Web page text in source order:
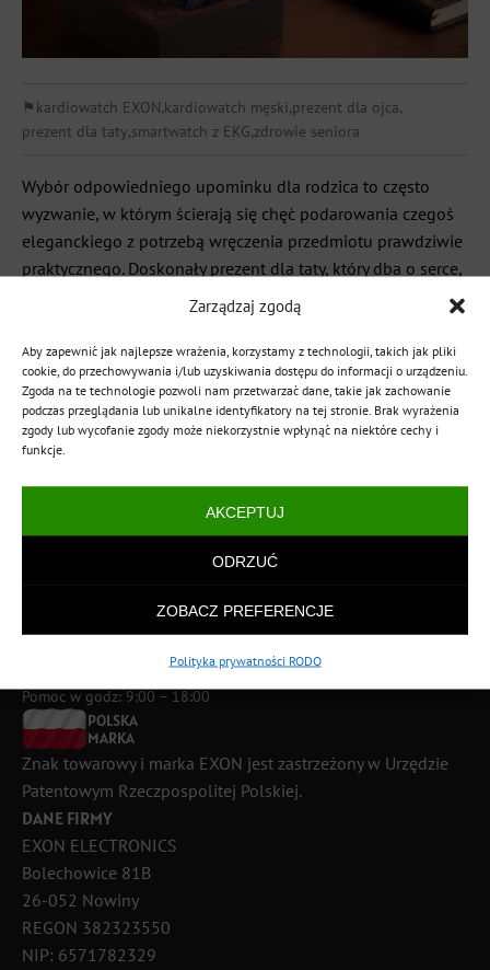
Zarządzaj zgodą
Aby zapewnić jak najlepsze wrażenia, korzystamy z technologii, takich jak pliki
cookie, do przechowywania i/lub uzyskiwania dostępu do informacji o urządzeniu.
Zgoda na te technologie pozwoli nam przetwarzać dane, takie jak zachowanie
podczas przeglądania lub unikalne identyfikatory na tej stronie. Brak wyrażenia
zgody lub wycofanie zgody może niekorzystnie wpłynąć na niektóre cechy i
funkcje.
AKCEPTUJ
ODRZUĆ
ZOBACZ PREFERENCJE
Polityka prywatności RODO
⚑ kardiowatch EXON,kardiowatch męski,prezent dla ojca,
prezent dla taty,smartwatch z EKG,zdrowie seniora
Wybór odpowiedniego upominku dla rodzica to często
wyzwanie, w którym ścierają się chęć podarowania czegoś
eleganckiego z potrzebą wręczenia przedmiotu prawdziwie
praktycznego. Doskonały prezent dla taty, który dba o serce,
powinien wykraczać poza ramy standardowej elektroniki
użytkowej i stanowić realne wsparcie w codziennej
profilaktyce zdrowotnej. Jako polska marka EXON,
specjalizująca się w zaawansowanych urządzeniach do […]
CZYTAJ WIĘCEJ
Pomoc w godz: 9:00 – 18:00
POLSKA
MARKA
Znak towarowy i marka EXON jest zastrzeżony w Urzędzie
Patentowym Rzeczpospolitej Polskiej.
DANE FIRMY
EXON ELECTRONICS
Bolechowice 81B
26-052 Nowiny
REGON 382323550
NIP: 6571782329